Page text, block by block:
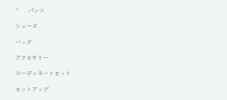
パンツ
シューズ
バッグ
アクセサリー
コーディネートセット
セットアップ